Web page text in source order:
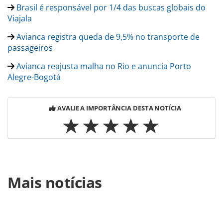
Brasil é responsável por 1/4 das buscas globais do
Viajala
Avianca registra queda de 9,5% no transporte de
passageiros
Avianca reajusta malha no Rio e anuncia Porto
Alegre-Bogotá
AVALIE A IMPORTÂNCIA DESTA NOTÍCIA
https://www.panrotas.com.br/aviacao/novas-
rotas/2020/01/avianca-confirma-rota-a-poa-e-promete-2-
Mais notícias